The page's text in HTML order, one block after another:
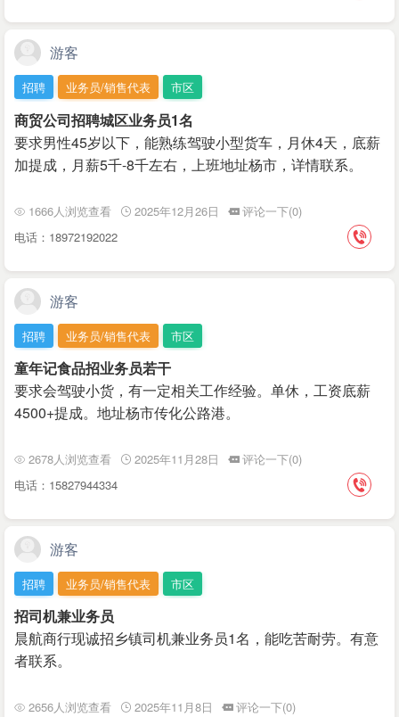
游客
招聘 业务员/销售代表 市区
商贸公司招聘城区业务员1名
要求男性45岁以下，能熟练驾驶小型货车，月休4天，底薪
加提成，月薪5千-8千左右，上班地址杨市，详情联系。
1666人浏览查看 2025年12月26日
评论一下(0)
电话：18972192022
游客
招聘 业务员/销售代表 市区
童年记食品招业务员若干
要求会驾驶小货，有一定相关工作经验。单休，工资底薪
4500+提成。地址杨市传化公路港。
2678人浏览查看 2025年11月28日
评论一下(0)
电话：15827944334
游客
招聘 业务员/销售代表 市区
招司机兼业务员
晨航商行现诚招乡镇司机兼业务员1名，能吃苦耐劳。有意
者联系。
2656人浏览查看 2025年11月8日
评论一下(0)